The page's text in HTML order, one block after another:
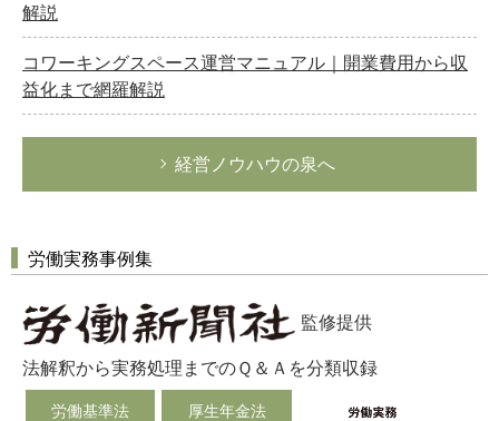
解説
コワーキングスペース運営マニュアル｜開業費用から収
益化まで網羅解説
経営ノウハウの泉へ
労働実務事例集
監修提供
法解釈から実務処理までのＱ＆Ａを分類収録
労働基準法 厚生年金法